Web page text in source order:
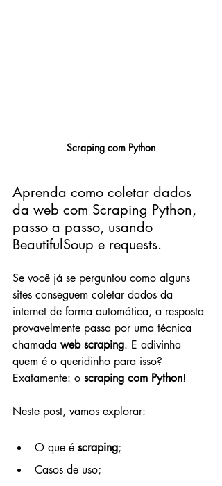
Scraping com Python
Aprenda como coletar dados
da web com Scraping Python,
passo a passo, usando
BeautifulSoup e requests.
Se você já se perguntou como alguns
sites conseguem coletar dados da
internet de forma automática, a resposta
provavelmente passa por uma técnica
chamada web scraping. E adivinha
quem é o queridinho para isso?
Exatamente: o scraping com Python!
Neste post, vamos explorar:
O que é scraping;
Casos de uso;